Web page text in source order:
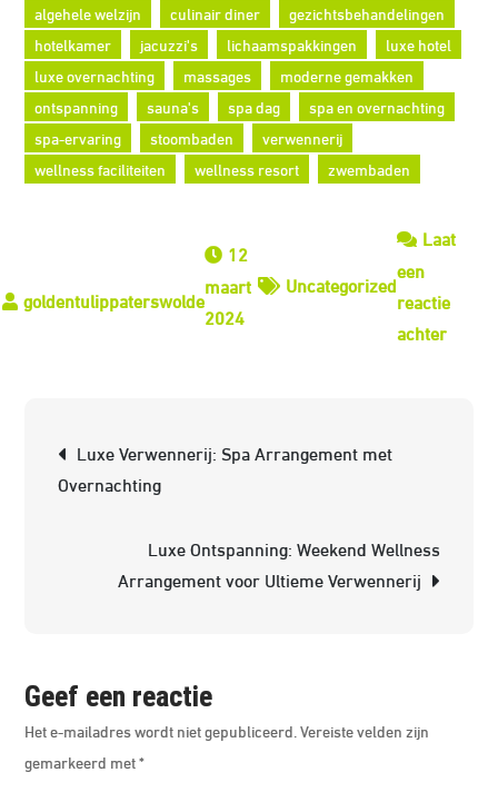
algehele welzijn culinair diner
gezichtsbehandelingen
hotelkamer
jacuzzi's lichaamspakkingen
luxe hotel
luxe overnachting
massages
moderne gemakken
ontspanning
sauna's spa dag
spa en overnachting
spa-ervaring
stoombaden
verwennerij
wellness faciliteiten
wellness resort zwembaden
12
maart
2024
Uncategorized
Laat
een
reactie
achterop
Luxe Verwennerij: Spa Arrangement met
Overnachting
Luxe Ontspanning: Weekend Wellness
Arrangement voor Ultieme Verwennerij
Geef een reactie
Het e-mailadres wordt niet gepubliceerd. Vereiste velden zijn
gemarkeerd met*